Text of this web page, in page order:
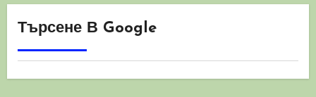
Търсене В Google